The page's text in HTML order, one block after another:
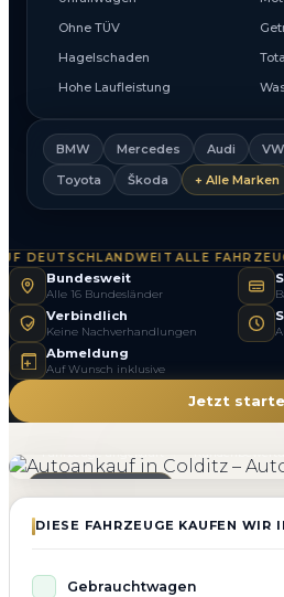
Ohne TÜV
Hagelschaden
Hohe Laufleistung
BMW Mercedes Audi VW
Toyota
Škoda + Alle Marken
DEUTSCHLANDWEITALLE
Bundesweit
Alle 16 Bundesländer
Verbindlich
Keine Nachverhandlungen
Abmeldung
Auf Wunsch inklusive
Jetzt
DIESE FAHRZEUGE KAUFEN WIR
Gebrauchtwagen